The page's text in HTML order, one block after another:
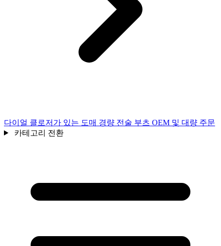
다이얼 클로저가 있는 도매 경량 전술 부츠 OEM 및 대량 주문
카테고리 전환